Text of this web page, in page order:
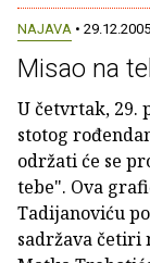
NAJAVA •
Misao na
U četvrtak, 29.
stotog
održati će se
tebe". Ova
Tadijanoviću
sadržava četiri